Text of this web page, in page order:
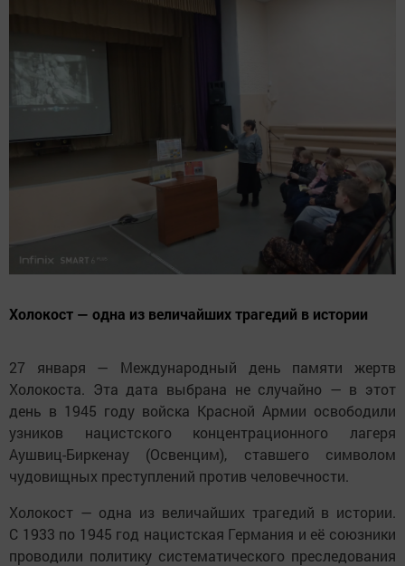
Холокост — одна из величайших трагедий в истории
27 января — Международный день памяти жертв
Холокоста. Эта дата выбрана не случайно — в этот
день в 1945 году войска Красной Армии освободили
узников нацистского концентрационного лагеря
Аушвиц-Биркенау (Освенцим), ставшего символом
чудовищных преступлений против человечности.
Холокост — одна из величайших трагедий в истории.
С 1933 по 1945 год нацистская Германия и её союзники
проводили политику систематического преследования